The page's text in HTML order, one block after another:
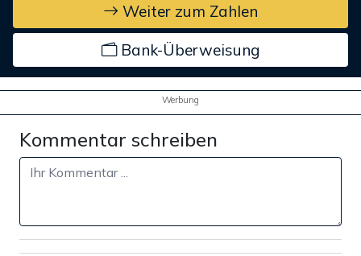
Weiter zum Zahlen
Bank-Überweisung
Werbung
Kommentar schreiben